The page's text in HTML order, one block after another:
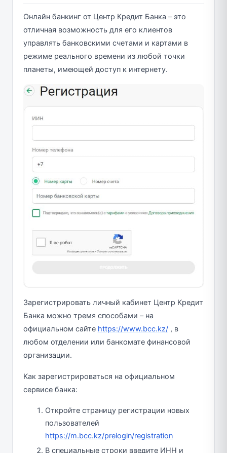
Онлайн банкинг от Центр Кредит Банка – это
отличная возможность для его клиентов
управлять банковскими счетами и картами в
режиме реального времени из любой точки
планеты, имеющей доступ к интернету.
Зарегистрировать личный кабинет Центр Кредит
Банка можно тремя способами – на
официальном сайте https://www.bcc.kz/, в
любом отделении или банкомате финансовой
организации.
Как зарегистрироваться на официальном
сервисе банка:
Откройте страницу регистрации новых
пользователей
https://m.bcc.kz/prelogin/registration
В специальные строки введите ИНН и